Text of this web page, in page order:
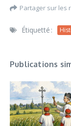
Partager sur les
Étiquetté :
Publications